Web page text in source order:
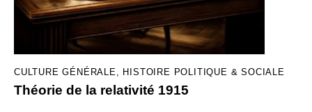
CULTURE GÉNÉRALE HISTOIRE POLITIQUE & SOCIALE
Théorie de la relativité 1915